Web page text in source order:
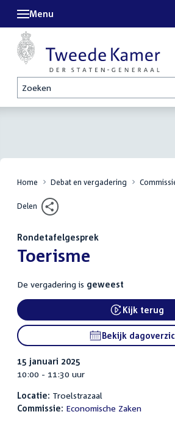
Zoeken
Menu
Home Debat en vergadering
Delen
Rondetafelgesprek
:Toerisme
De vergadering is geweest
External
Kijk terug
Bekijk
15 januari 2025
10:00 - 11:30 uur
Locatie: Troelstrazaal
Commissie: Economische Zaken